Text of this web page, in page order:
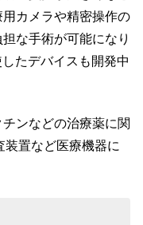
カメラや精密操作の
な手術が可能になり
たデバイスも開発中
ンなどの治療薬に関
置など医療機器に